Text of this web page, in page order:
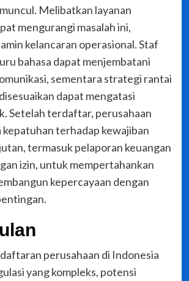
Melibatkan layanan
mengurangi masalah ini,
kelancaran operasional. Staf
bahasa dapat menjembatani
sementara strategi rantai
dapat mengatasi
Setelah terdaftar, perusahaan
kepatuhan terhadap kewajiban
termasuk pelaporan keuangan
izin, untuk mempertahankan
kepercayaan dengan
perusahaan di Indonesia
yang kompleks, potensi